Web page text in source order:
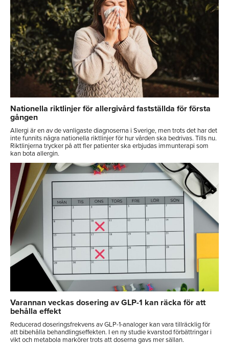
Nationella riktlinjer för allergivård fastställda för första
gången
Allergi är en av de vanligaste diagnoserna i Sverige, men trots det har det
inte funnits några nationella riktlinjer för hur vården ska bedrivas. Tills nu.
Riktlinjerna trycker på att fler patienter ska erbjudas immunterapi som
kan bota allergin.
Varannan veckas dosering av GLP-1 kan räcka för att
behålla effekt
Reducerad doseringsfrekvens av GLP-1-analoger kan vara tillräcklig för
att bibehålla behandlingseffekten. I en ny studie kvarstod förbättringar i
vikt och metabola markörer trots att doserna gavs mer sällan.